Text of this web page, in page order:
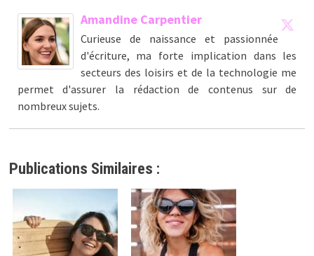
Amandine Carpentier
Curieuse de naissance et passionnée
d'écriture, ma forte implication dans les
secteurs des loisirs et de la technologie me
permet d'assurer la rédaction de contenus sur de
nombreux sujets.
Publications Similaires :